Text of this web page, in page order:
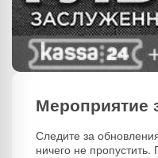
Мероприятие
Следите за
ничего не